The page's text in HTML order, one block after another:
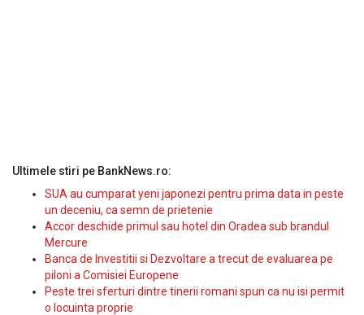
Ultimele stiri pe BankNews.ro:
SUA au cumparat yeni japonezi pentru prima data in peste
un deceniu, ca semn de prietenie
Accor deschide primul sau hotel din Oradea sub brandul
Mercure
Banca de Investitii si Dezvoltare a trecut de evaluarea pe
piloni a Comisiei Europene
Peste trei sferturi dintre tinerii romani spun ca nu isi permit
o locuinta proprie